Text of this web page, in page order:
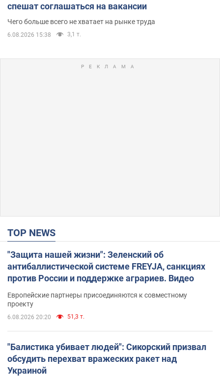
спешат соглашаться на вакансии
Чего больше всего не хватает на рынке труда
6.08.2026 15:38 3,1 т.
TOP NEWS
"Защита нашей жизни": Зеленский об
антибаллистической системе FREYJA, санкциях
против России и поддержке аграриев. Видео
Европейские партнеры присоединяются к совместному
проекту
6.08.2026 20:20 51,3 т.
"Балистика убивает людей": Сикорский призвал
обсудить перехват вражеских ракет над
Украиной